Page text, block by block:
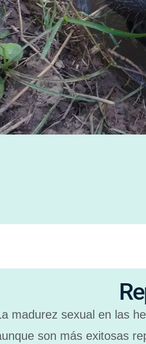
madurez sexual en las
son más exitosas